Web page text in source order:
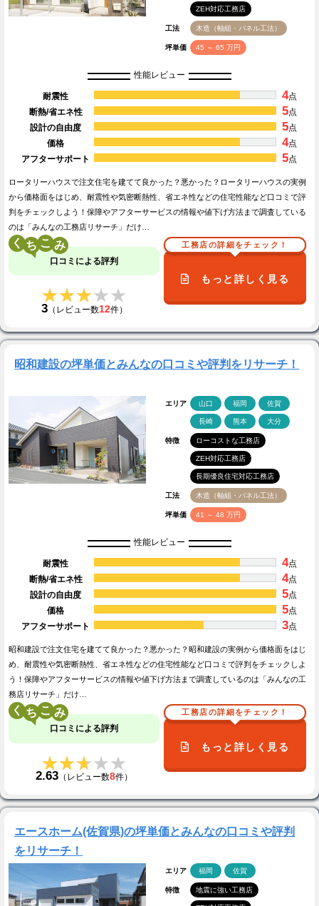
ZEH対応工務店
工法 木造（軸組・パネル工法）
坪単価 45 ～ 65 万円
性能レビュー
耐震性 4点
断熱/省エネ性
5点
設計の自由度
5点
価格
4点
アフターサポート
5点
ロータリーハウスで注文住宅を建てて良かった？悪かった？ロータリーハウスの実例
から価格面をはじめ、耐震性や気密断熱性、省エネ性などの住宅性能など口コミで評
判をチェックしよう！保障やアフターサービスの情報や値下げ方法まで調査している
のは「みんなの工務店リサーチ」だけ…
く こ
口コミによる評判
★★★★★
★★★★★
3（レビュー数12件）
工務店の詳細をチェック！
もっと詳しく見る
昭和建設の坪単価とみんなの口コミや評判をリサーチ！
エリア 山口 福岡 佐賀
長崎 熊本 大分
特徴 ローコストな工務店
ZEH対応工務店
長期優良住宅対応工務店
工法 木造（軸組・パネル工法）
坪単価 41 ～ 48 万円
性能レビュー
耐震性 4点
断熱/省エネ性
4点
設計の自由度
5点
価格
5点
アフターサポート
3点
昭和建設で注文住宅を建てて良かった？悪かった？昭和建設の実例から価格面をはじ
め、耐震性や気密断熱性、省エネ性などの住宅性能など口コミで評判をチェックしよ
う！保障やアフターサービスの情報や値下げ方法まで調査しているのは「みんなの工
務店リサーチ」だけ…
く こ
口コミによる評判
★★★★★
★★★★★
2.63 （レビュー数8件）
工務店の詳細をチェック！
もっと詳しく見る
エースホーム(佐賀県)の坪単価とみんなの口コミや評判
をリサーチ！
エリア 福岡 佐賀
特徴 地震に強い工務店